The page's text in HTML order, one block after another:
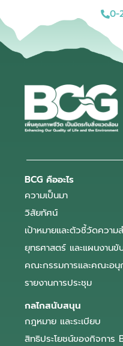
0-
BCG คืออะไร
ความเป็นมา
วิสัยทัศน์
เป้าหมายและตัวชี้วัดความส
ยุทธศาสตร์ และแผนงานขั
คณะกรรมการและคณะอนุ
รายงานการประชุม
กลไกสนับสนุน
กฎหมาย และระเบียบ
สิทธิประโยชน์ของกิจการ